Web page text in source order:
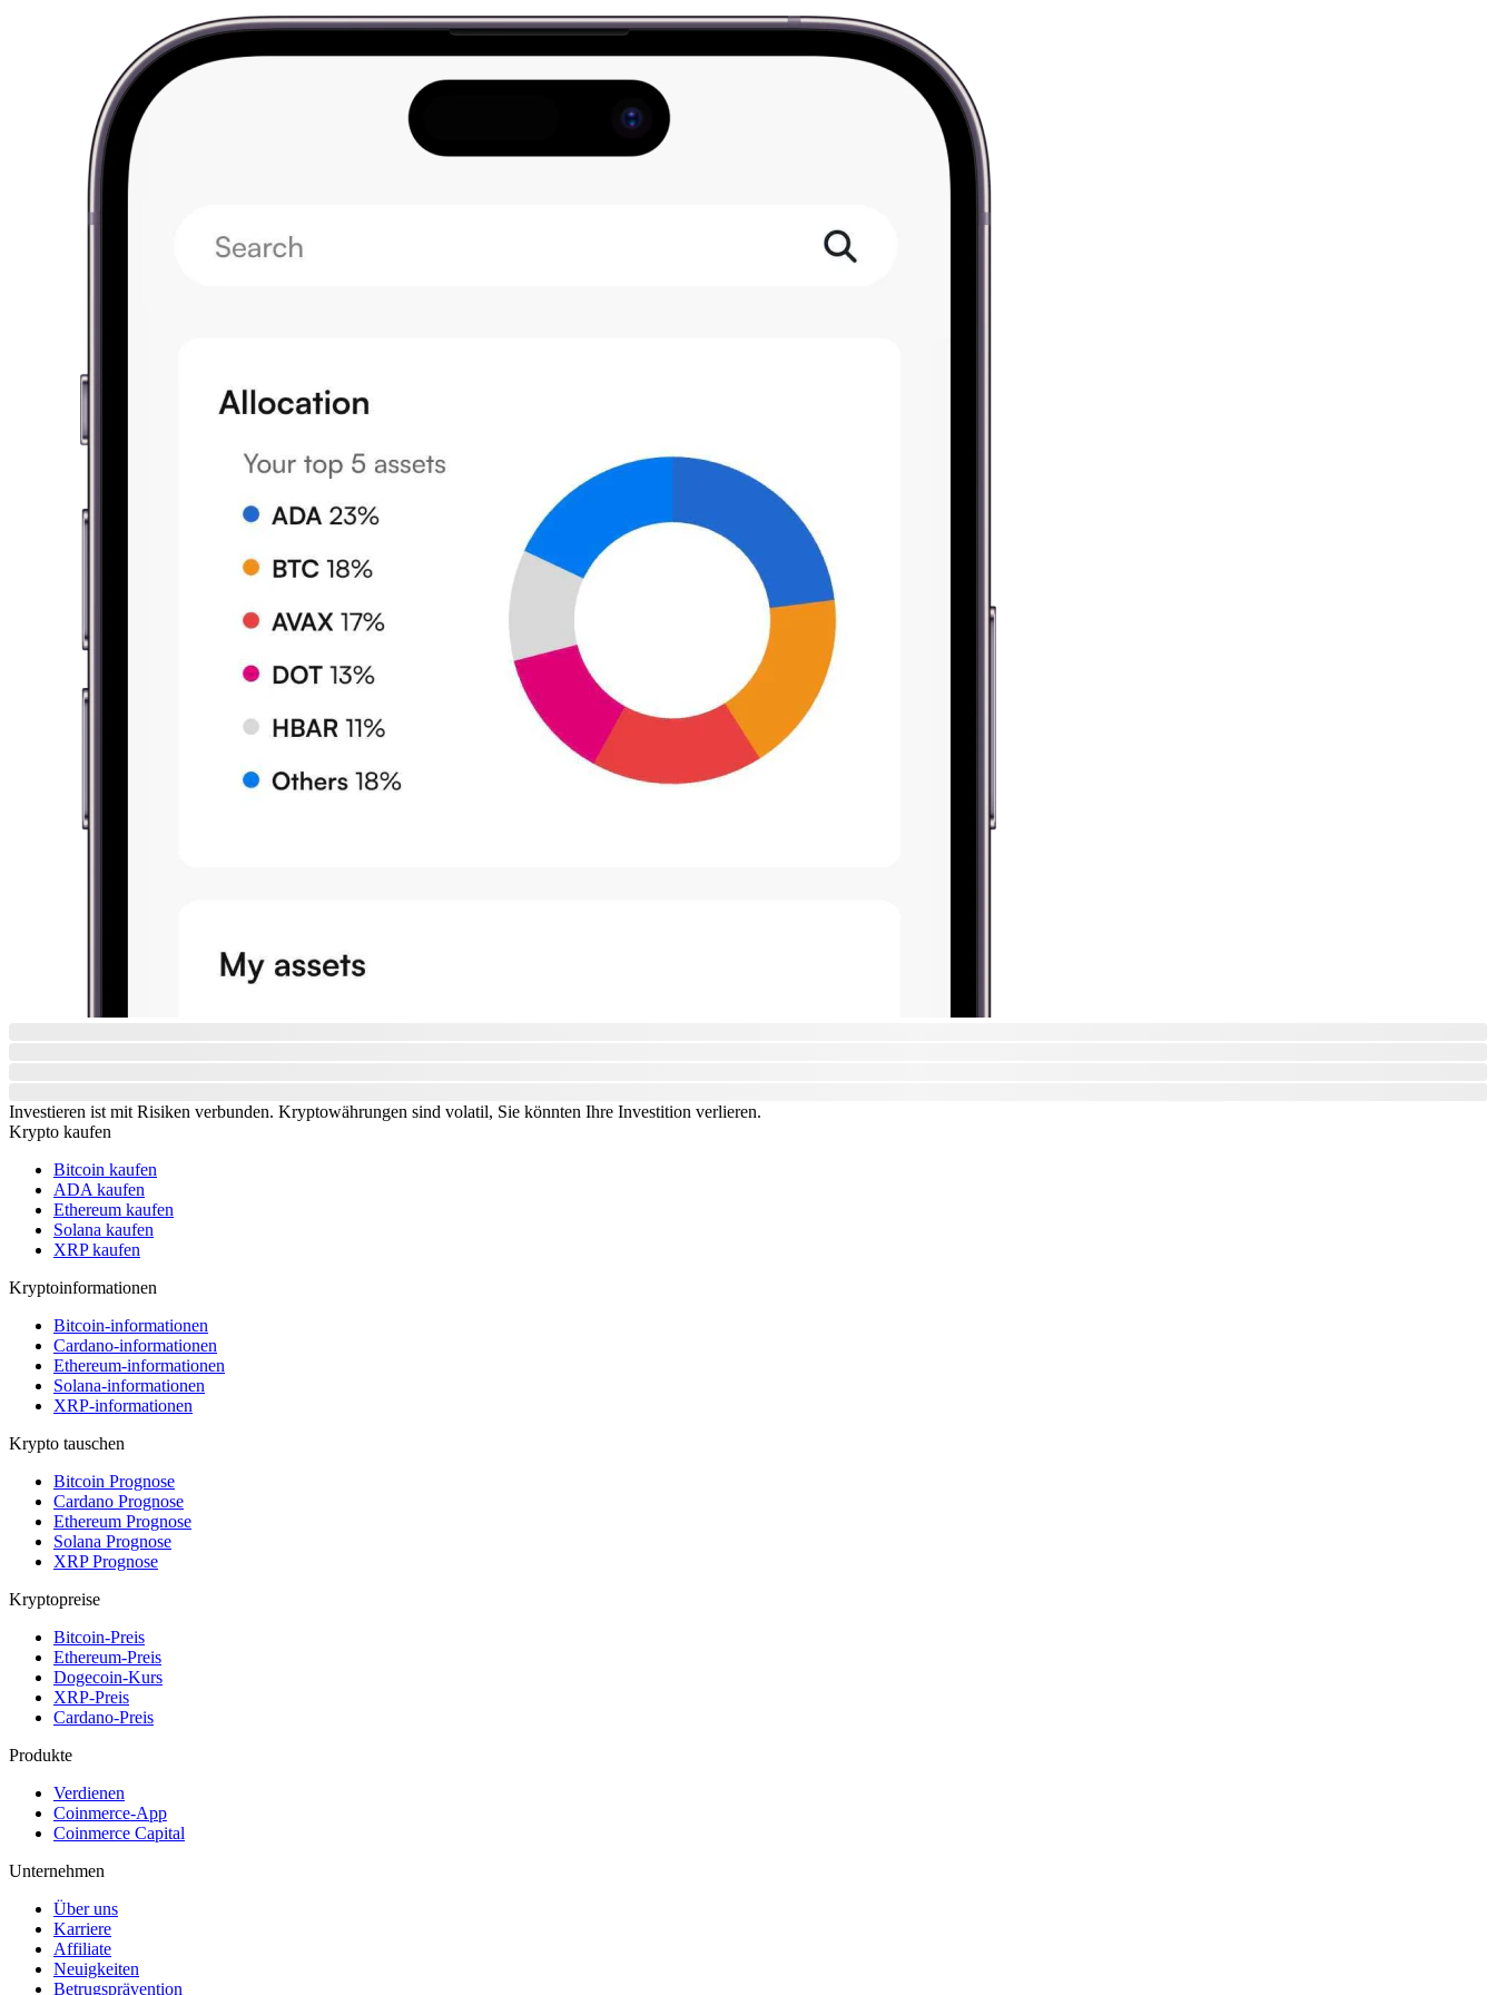
Investieren ist mit Risiken verbunden. Kryptowährungen sind volatil, Sie könnten Ihre Investition verlieren.
Krypto kaufen
Bitcoin kaufen
ADA kaufen
Ethereum kaufen
Solana kaufen
XRP kaufen
Kryptoinformationen
Bitcoin-informationen
Cardano-informationen
Ethereum-informationen
Solana-informationen
XRP-informationen
Krypto tauschen
Bitcoin Prognose
Cardano Prognose
Ethereum Prognose
Solana Prognose
XRP Prognose
Kryptopreise
Bitcoin-Preis
Ethereum-Preis
Dogecoin-Kurs
XRP-Preis
Cardano-Preis
Produkte
Verdienen
Coinmerce-App
Coinmerce Capital
Unternehmen
Über uns
Karriere
Affiliate
Neuigkeiten
Betrugsprävention